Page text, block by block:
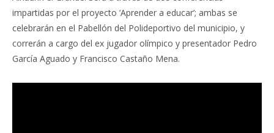
impartidas por el proyecto ‘Aprender a educar’; ambas se
celebrarán en el Pabellón del Polideportivo del municipio, y
correrán a cargo del ex jugador olímpico y presentador Pedro
García Aguado y Francisco Castaño Mena.